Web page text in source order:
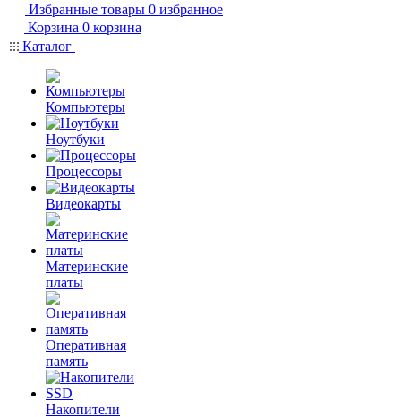
Избранные товары 0 избранное
Корзина 0 корзина
Каталог
Компьютеры
Ноутбуки
Процессоры
Видеокарты
Материнские
платы
Оперативная
память
Накопители